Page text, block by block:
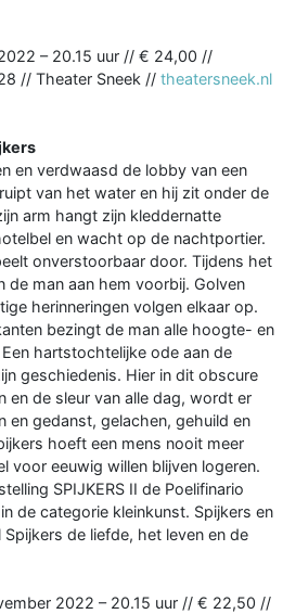
– 20.15 uur // € 24,00 //
// Theater Sneek // theatersneek.nl
en verdwaasd de lobby van een
van het water en hij zit onder de
arm hangt zijn kleddernatte
en wacht op de nachtportier.
onverstoorbaar door. Tijdens het
de man aan hem voorbij. Golven
herinneringen volgen elkaar op.
bezingt de man alle hoogte- en
hartstochtelijke ode aan de
geschiedenis. Hier in dit obscure
en de sleur van alle dag, wordt er
en gedanst, gelachen, gehuild en
hoeft een mens nooit meer
voor eeuwig willen blijven logeren.
SPIJKERS II de Poelifinario
de categorie kleinkunst. Spijkers en
de liefde, het leven en de
2022 – 20.15 uur // € 22,50 //